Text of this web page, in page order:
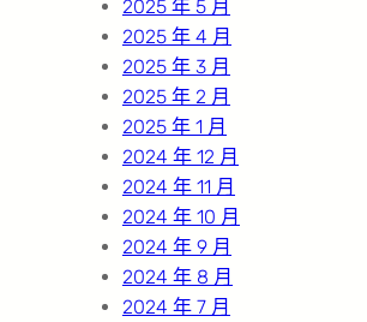
2025 年 5 月
2025 年 4 月
2025 年 3 月
2025 年 2 月
2025 年 1 月
2024 年 12 月
2024 年 11 月
2024 年 10 月
2024 年 9 月
2024 年 8 月
2024 年 7 月